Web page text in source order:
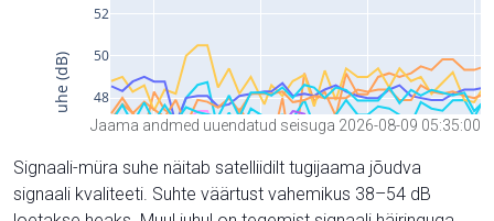
Jaama andmed uuendatud seisuga 2026-08-09 05:35:00
Signaali-müra suhe näitab satelliidilt tugijaama jõudva
signaali kvaliteeti. Suhte väärtust vahemikus 38–54 dB